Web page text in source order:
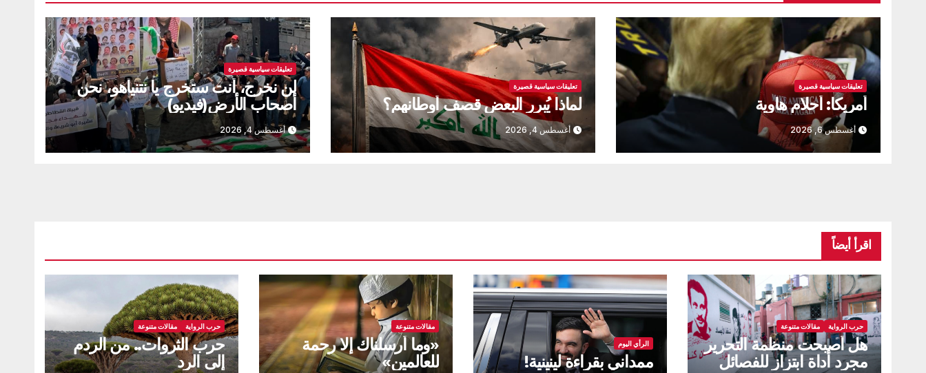
تعليقات سياسية قصيرة
أمريكا: أحلام هاوية
أغسطس 6, 2026
تعليقات سياسية قصيرة
لماذا يُبرر البعض قصف أوطانهم؟
أغسطس 4, 2026
تعليقات سياسية قصيرة
لن نخرج، أنت ستخرج يا نتنياهو، نحن
أصحاب الأرض(فيديو)
أغسطس 4, 2026
اقرأ أيضاً
حرب الرواية مقالات متنوعة
هل أصبحت منظمة التحرير
مجرد أداة ابتزاز للفصائل
الرأي اليوم
ممداني بقراءة لينينية!
مقالات متنوعة
«وما أرسلناك إلا رحمة
للعالمين»
حرب الرواية مقالات متنوعة
حرب الثروات.. من الردم
إلى الرد